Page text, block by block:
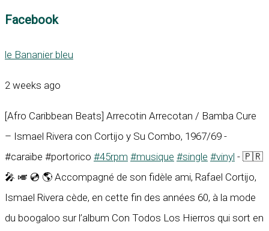
Facebook
le Bananier bleu
2 weeks ago
[Afro Caribbean Beats] Arrecotin Arrecotan / Bamba Cure
– Ismael Rivera con Cortijo y Su Combo, 1967/69 -
#caraïbe #portorico #45rpm #musique #single #vinyl - 🇵🇷
🎤 🎺 💿 🌎 Accompagné de son fidèle ami, Rafael Cortijo,
Ismael Rivera cède, en cette fin des années 60, à la mode
du boogaloo sur l’album Con Todos Los Hierros qui sort en